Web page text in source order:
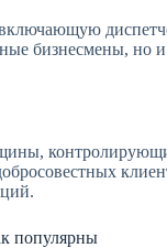
бизнесмены,
популярны